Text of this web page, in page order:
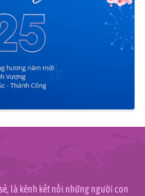
là kênh kết nối những người con